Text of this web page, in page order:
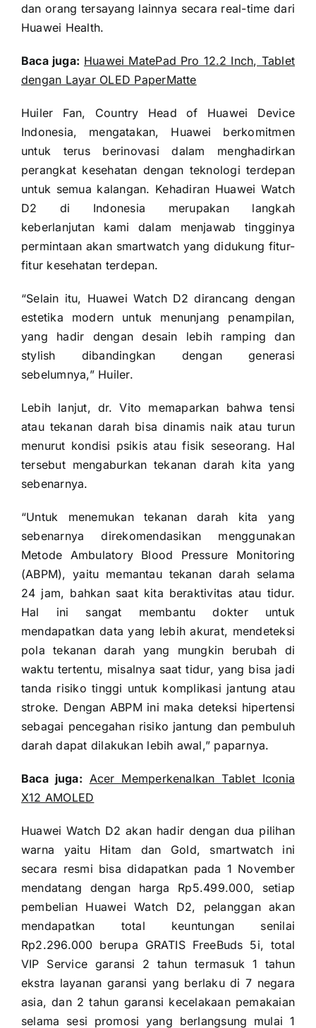
dan orang tersayang lainnya secara real-time dari
Huawei Health.
Baca juga: Huawei MatePad Pro 12.2 Inch, Tablet
dengan Layar OLED PaperMatte
Huiler Fan, Country Head of Huawei Device
Indonesia, mengatakan, Huawei berkomitmen
untuk terus berinovasi dalam menghadirkan
perangkat kesehatan dengan teknologi terdepan
untuk semua kalangan. Kehadiran Huawei Watch
D2 di Indonesia merupakan langkah
keberlanjutan kami dalam menjawab tingginya
permintaan akan smartwatch yang didukung fitur-
fitur kesehatan terdepan.
“Selain itu, Huawei Watch D2 dirancang dengan
estetika modern untuk menunjang penampilan,
yang hadir dengan desain lebih ramping dan
stylish dibandingkan dengan generasi
sebelumnya,” Huiler.
Lebih lanjut, dr. Vito memaparkan bahwa tensi
atau tekanan darah bisa dinamis naik atau turun
menurut kondisi psikis atau fisik seseorang. Hal
tersebut mengaburkan tekanan darah kita yang
sebenarnya.
“Untuk menemukan tekanan darah kita yang
sebenarnya direkomendasikan menggunakan
Metode Ambulatory Blood Pressure Monitoring
(ABPM), yaitu memantau tekanan darah selama
24 jam, bahkan saat kita beraktivitas atau tidur.
Hal ini sangat membantu dokter untuk
mendapatkan data yang lebih akurat, mendeteksi
pola tekanan darah yang mungkin berubah di
waktu tertentu, misalnya saat tidur, yang bisa jadi
tanda risiko tinggi untuk komplikasi jantung atau
stroke. Dengan ABPM ini maka deteksi hipertensi
sebagai pencegahan risiko jantung dan pembuluh
darah dapat dilakukan lebih awal,” paparnya.
Baca juga: Acer Memperkenalkan Tablet Iconia
X12 AMOLED
Huawei Watch D2 akan hadir dengan dua pilihan
warna yaitu Hitam dan Gold, smartwatch ini
secara resmi bisa didapatkan pada 1 November
mendatang dengan harga Rp5.499.000, setiap
pembelian Huawei Watch D2, pelanggan akan
mendapatkan total keuntungan senilai
Rp2.296.000 berupa GRATIS FreeBuds 5i, total
VIP Service garansi 2 tahun termasuk 1 tahun
ekstra layanan garansi yang berlaku di 7 negara
asia, dan 2 tahun garansi kecelakaan pemakaian
selama sesi promosi yang berlangsung mulai 1